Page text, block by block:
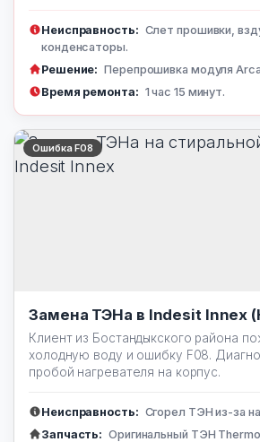
Неисправность: Слет прошивки,
конденсаторы.
Решение: Перепрошивка модуля
Время ремонта: 1 час 15 минут.
Ошибка F08
Замена ТЭНа в Indesit Innex
Клиент из Бостандыкского района
холодную воду и ошибку F08.
пробой нагревателя на корпус.
Неисправность: Сгорел ТЭН из-за
Запчасть: Оригинальный ТЭН